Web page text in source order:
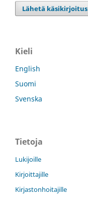
Lähetä käsikirjoitus
Kieli
English
Suomi
Svenska
Tietoja
Lukijoille
Kirjoittajille
Kirjastonhoitajille